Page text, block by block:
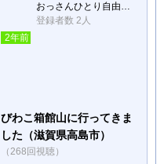
おっさんひとり自由時間
登録者数 2人
2年前
びわこ箱館山に行ってきま
した（滋賀県高島市）
（268回視聴）